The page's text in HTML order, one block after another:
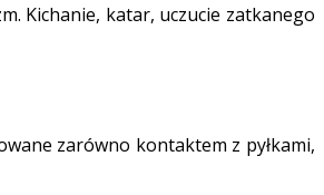
Kichanie, katar, uczucie zatkanego
zarówno kontaktem z pyłkami,